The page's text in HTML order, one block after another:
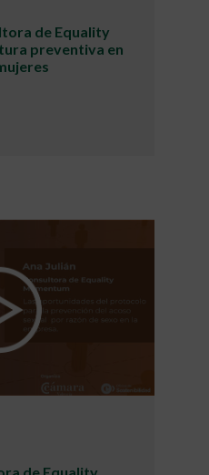
de Equality
preventiva en